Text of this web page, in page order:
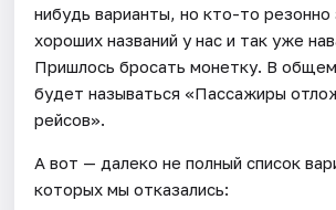
нибудь варианты, но кто-то резонно
хороших названий у нас и так уже
Пришлось бросать монетку. В
будет называться «Пассажиры
рейсов».
А вот — далеко не полный список
которых мы отказались: